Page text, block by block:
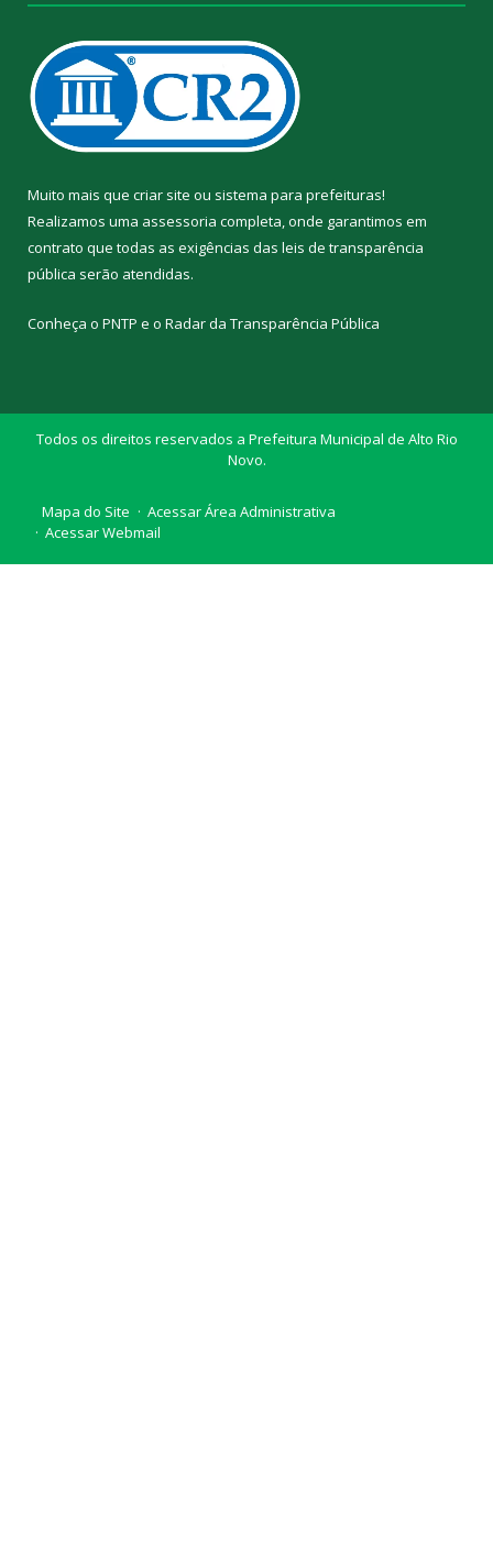
Muito mais que criar site ou sistema para prefeituras!
Realizamos uma assessoria completa, onde garantimos em
contrato que todas as exigências das leis de transparência
pública serão atendidas.
Conheça o PNTP e o Radar da Transparência Pública
Todos os direitos reservados a Prefeitura Municipal de Alto Rio
Novo.
Mapa do Site
Acessar Área Administrativa
Acessar Webmail